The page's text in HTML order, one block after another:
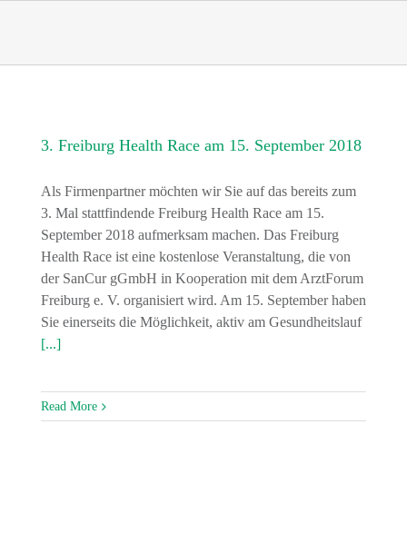
3. Freiburg Health Race am 15. September 2018
Als Firmenpartner möchten wir Sie auf das bereits zum
3. Mal stattfindende Freiburg Health Race am 15.
September 2018 aufmerksam machen. Das Freiburg
Health Race ist eine kostenlose Veranstaltung, die von
der SanCur gGmbH in Kooperation mit dem ArztForum
Freiburg e. V. organisiert wird. Am 15. September haben
Sie einerseits die Möglichkeit, aktiv am Gesundheitslauf
[...]
Read More